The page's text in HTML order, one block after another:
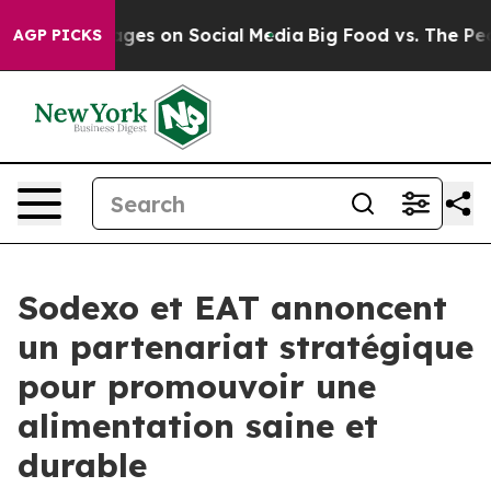
AGP PICKS
Messages on Social Media Big Food vs. The
Sodexo et EAT annoncent
un partenariat stratégique
pour promouvoir une
alimentation saine et
durable